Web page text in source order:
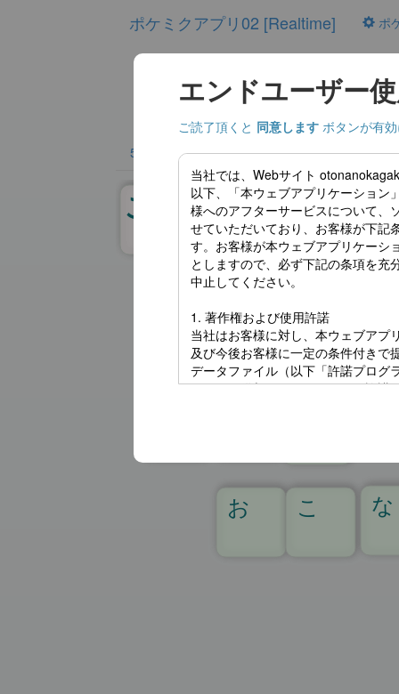
ポケミクアプリ02 [Realtime] ポ
50おん てんてん・まる ちいさいもじ
エンドユーザー
ご読了頂くと 同意します ボタンが有